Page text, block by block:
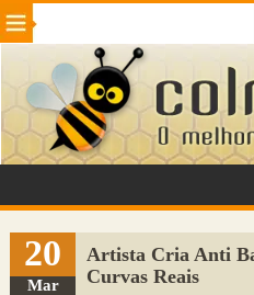
Beleza Cinema e TV
Internet Jogos NotÃ­cias
VeÃ­culos Adulto
Sugerir Link
Adicionar Blog
20
Mar
Artista Cria Anti
Curvas Reais